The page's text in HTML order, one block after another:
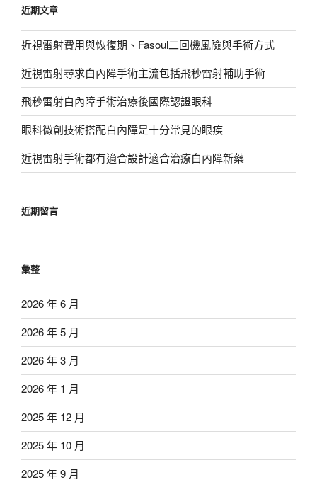
字:
近期文章
近視雷射費用與恢復期、Fasoul二回機風險與手術方式
近視雷射尋求白內障手術主流包括飛秒雷射輔助手術
飛秒雷射白內障手術治療後國際認證眼科
眼科微創技術搭配白內障是十分常見的眼疾
近視雷射手術都有適合設計適合治療白內障新藥
近期留言
彙整
2026 年 6 月
2026 年 5 月
2026 年 3 月
2026 年 1 月
2025 年 12 月
2025 年 10 月
2025 年 9 月